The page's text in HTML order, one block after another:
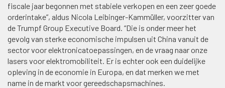
fiscale jaar begonnen met stabiele verkopen en een zeer goede
orderintake”, aldus Nicola Leibinger-Kammüller, voorzitter van
de Trumpf Group Executive Board. “Die is onder meer het
gevolg van sterke economische impulsen uit China vanuit de
sector voor elektronicatoepassingen, en de vraag naar onze
lasers voor elektromobiliteit. Er is echter ook een duidelijke
opleving in de economie in Europa, en dat merken we met
name in de markt voor gereedschapsmachines.